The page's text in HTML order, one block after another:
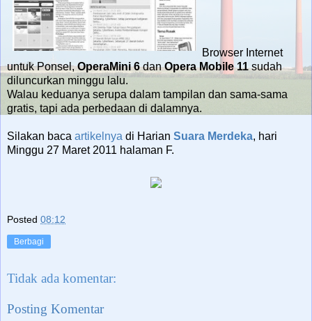
Browser Internet
untuk Ponsel,OperaMini 6danOpera Mobile 11sudah
diluncurkan minggu lalu.
Walau keduanya serupa dalam tampilan dan sama-sama
gratis, tapi ada perbedaan di dalamnya.
Silakan baca artikelnya di Harian Suara Merdeka, hari
Minggu 27 Maret 2011 halaman F.
Posted 08:12
Berbagi
Tidak ada komentar:
Posting Komentar